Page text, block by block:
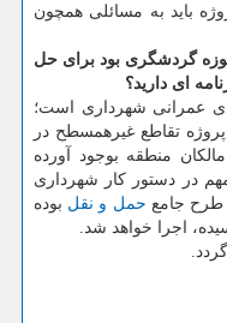
باید به مسائلی همچون
گردشگری بود برای حل
ای دارید؟
عمرانی شهرداری است؛
پروژه تقاطع غیرهمسطح در
منطقه بوجود آورده
در دستور كار شهرداری
طرح جامع حمل و نقل بوده
اجرا خواهد شد.